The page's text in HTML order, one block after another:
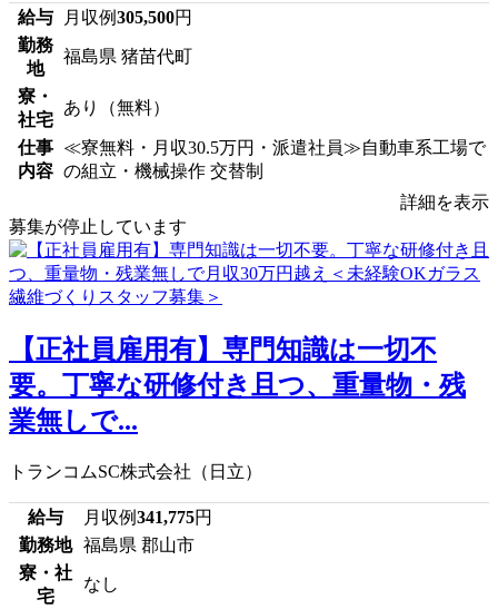
給与 月収例305,500円
勤務
地
福島県 猪苗代町
寮・
社宅
あり（無料）
仕事
内容
≪寮無料・月収30.5万円・派遣社員≫自動車系工場で
の組立・機械操作 交替制
詳細を表示
募集が停止しています
【正社員雇用有】専門知識は一切不
要。丁寧な研修付き且つ、重量物・残
業無しで...
トランコムSC株式会社（日立）
給与 月収例341,775円
勤務地 福島県 郡山市
寮・社
宅
なし